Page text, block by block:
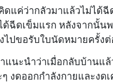
ดแค่ว่ากลัวมาแล้วไม่ได้
ด้ฉีดเข็มแรก หลังจากนั้น
ไปขอรับใบนัดหมายครั้งต่
แนะนำว่าเมื่อกลับบ้านแ
งดออกกำลังกายและงด